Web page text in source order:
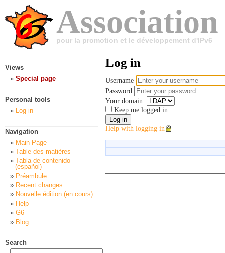
pour la promotion et le développement d'IPv6
Log in
Username
Password
Your domain:
Keep me logged in
Help with logging in
Views
Special page
Personal tools
Log in
Navigation
Main Page
Table des matières
Tabla de contenido
(español)
Préambule
Recent changes
Nouvelle édition (en cours)
Help
G6
Blog
Search